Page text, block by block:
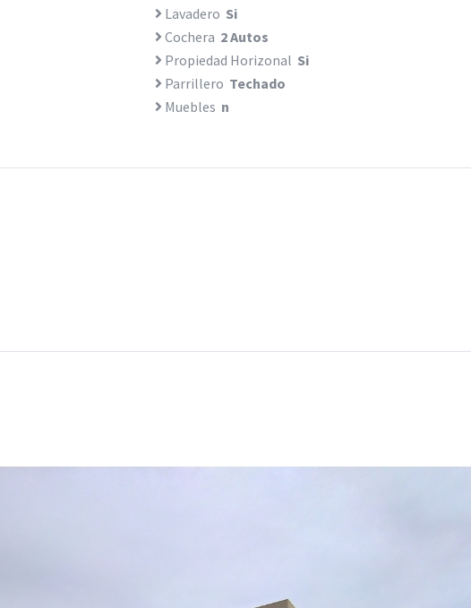
Lavadero Si
Cochera 2 Autos
Propiedad Horizonal Si
Parrillero Techado
Muebles n